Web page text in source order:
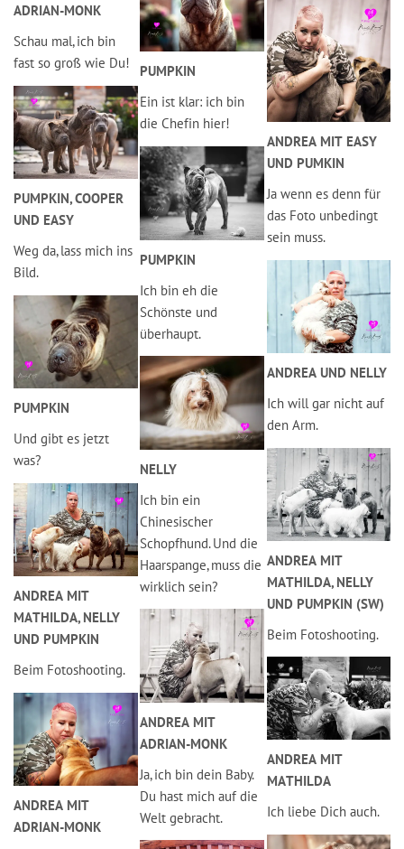
ADRIAN-MONK
Schau mal, ich bin
fast so groß wie Du!
PUMPKIN, COOPER
UND EASY
Weg da, lass mich ins
Bild.
PUMPKIN
Und gibt es jetzt
was?
ANDREA MIT
MATHILDA, NELLY
UND PUMPKIN
Beim Fotoshooting.
ANDREA MIT
ADRIAN-MONK
PUMPKIN
Ein ist klar: ich bin
die Chefin hier!
PUMPKIN
Ich bin eh die
Schönste und
überhaupt.
NELLY
Ich bin ein
Chinesischer
Schopfhund. Und die
Haarspange, muss die
wirklich sein?
ANDREA MIT
ADRIAN-MONK
Ja, ich bin dein Baby.
Du hast mich auf die
Welt gebracht.
ANDREA MIT EASY
UND PUMKIN
Ja wenn es denn für
das Foto unbedingt
sein muss.
ANDREA UND NELLY
Ich will gar nicht auf
den Arm.
ANDREA MIT
MATHILDA, NELLY
UND PUMPKIN (SW)
Beim Fotoshooting.
ANDREA MIT
MATHILDA
Ich liebe Dich auch.